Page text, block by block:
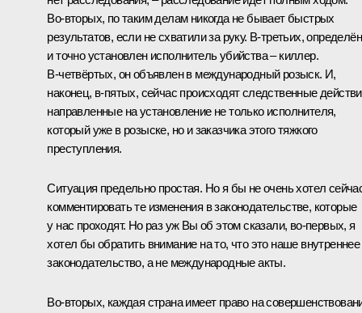
Во‑вторых, по таким делам никогда не бывает быстрых
результатов, если не схватили за руку. В‑третьих, определён
и точно установлен исполнитель убийства – киллер.
В‑четвёртых, он объявлен в международный розыск. И,
наконец, в‑пятых, сейчас происходят следственные
направленные на установление не только исполнителя,
который уже в розыске, но и заказчика этого тяжкого
преступления.
Ситуация предельно простая. Но я бы не очень хотел
комментировать те изменения в законодательстве, которые
у нас проходят. Но раз уж Вы об этом сказали, во‑первых, я
хотел бы обратить внимание на то, что это наше внутреннее
законодательство, а не международные акты.
Во‑вторых, каждая страна имеет право на